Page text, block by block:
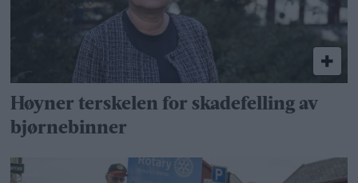
Høyner terskelen for skadefelling av
bjørnebinner